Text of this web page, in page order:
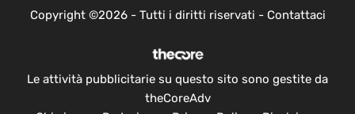
Copyright ©2026 - Tutti i diritti riservati - Contattaci
Le attività pubblicitarie su questo sito sono gestite da
theCoreAdv